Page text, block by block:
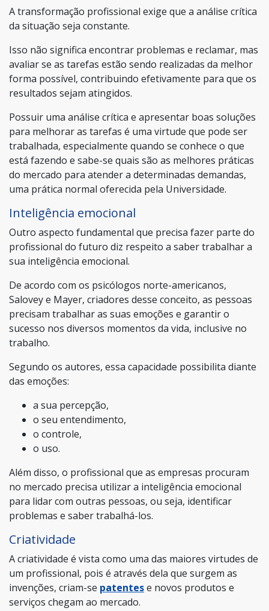
A transformação profissional exige que a análise crítica
da situação seja constante.
Isso não significa encontrar problemas e reclamar, mas
avaliar se as tarefas estão sendo realizadas da melhor
forma possível, contribuindo efetivamente para que os
resultados sejam atingidos.
Possuir uma análise crítica e apresentar boas soluções
para melhorar as tarefas é uma virtude que pode ser
trabalhada, especialmente quando se conhece o que
está fazendo e sabe-se quais são as melhores práticas
do mercado para atender a determinadas demandas,
uma prática normal oferecida pela Universidade.
Inteligência emocional
Outro aspecto fundamental que precisa fazer parte do
profissional do futuro diz respeito a saber trabalhar a
sua inteligência emocional.
De acordo com os psicólogos norte-americanos,
Salovey e Mayer, criadores desse conceito, as pessoas
precisam trabalhar as suas emoções e garantir o
sucesso nos diversos momentos da vida, inclusive no
trabalho.
Segundo os autores, essa capacidade possibilita diante
das emoções:
a sua percepção,
o seu entendimento,
o controle,
o uso.
Além disso, o profissional que as empresas procuram
no mercado precisa utilizar a inteligência emocional
para lidar com outras pessoas, ou seja, identificar
problemas e saber trabalhá-los.
Criatividade
A criatividade é vista como uma das maiores virtudes de
um profissional, pois é através dela que surgem as
invenções, criam-se patentese novos produtos e
serviços chegam ao mercado.